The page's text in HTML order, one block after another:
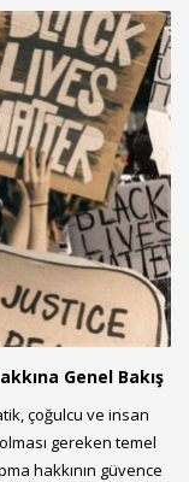
Genel Bakış
çoğulcu ve insan
gereken temel
hakkının güvence